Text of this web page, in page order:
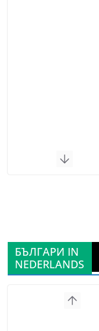
БЪЛГАРИ IN
NEDERLANDS